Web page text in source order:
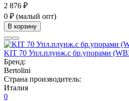
2 876 ₽
0 ₽ (малый опт)
В корзину
KIT 70 Упл.плунж.с бр.упорами
Бренд:
Bertolini
Страна производитель:
Италия
0